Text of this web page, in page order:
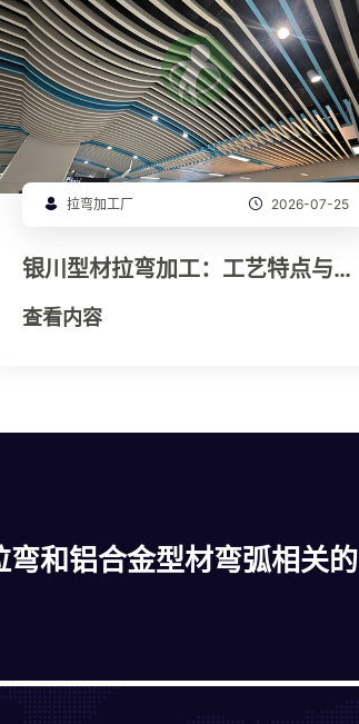
拉弯加工厂 2026-07-25
银川型材拉弯加工：工艺特点与行
业应用介绍
查看内容
和铝合金型材弯弧相关的